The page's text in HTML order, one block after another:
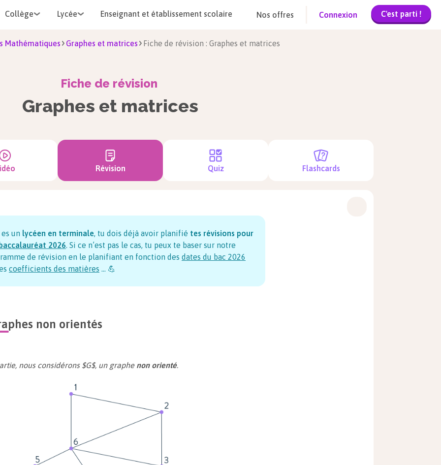
Collège Lycée Enseignant et établissement scolaire Nos offres Connexion C'est parti !
Mathématiques Graphes et matrices Fiche de révision : Graphes et matrices
Fiche de révision
Graphes et matrices
Révision Quiz Flashcards
un lycéen en terminale, tu dois déjà avoir planifié tes révisions pour
baccalauréat 2026. Si ce n’est pas le cas, tu peux te baser sur notre
de révision en le planifiant en fonction des dates du bac 2026
coefficients des matières … 💪
non orientés
nous considérons $G$, un graphe non orienté.